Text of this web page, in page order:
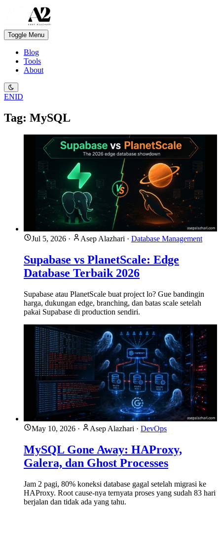
Toggle Menu
Blog
Tools
About
ENID
Tag: MySQL
Jul 5, 2026 · Asep Alazhari · Database Management
Supabase vs PlanetScale: Edge
Database Terbaik 2026
Supabase atau PlanetScale buat project lo? Gue bandingin
harga, dukungan edge, branching, dan batas scale setelah
pakai Supabase di production sendiri.
May 10, 2026 · Asep Alazhari · DevOps
MySQL Gone Away: HAProxy,
Galera, dan Ghost Processes
Jam 2 pagi, 80% koneksi database gagal setelah migrasi ke
HAProxy. Root cause-nya ternyata proses yang sudah 83 hari
berjalan dan tidak ada yang tahu.